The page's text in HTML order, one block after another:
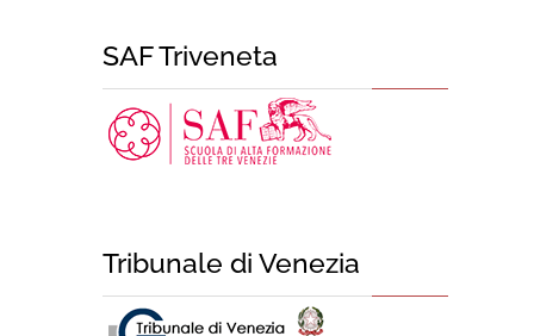
SAF Triveneta
Tribunale di Venezia